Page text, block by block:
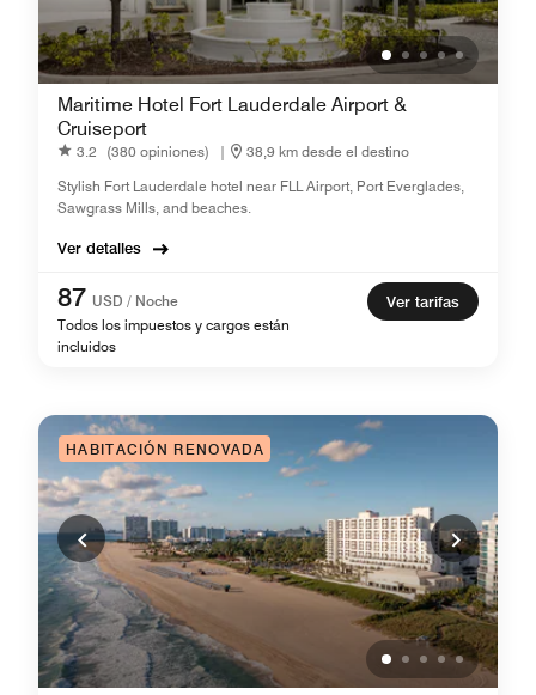
Maritime Hotel Fort Lauderdale Airport &
Cruiseport
3.2 (380 opiniones) |
38,9 km desde el destino
Stylish Fort Lauderdale hotel near FLL Airport, Port Everglades,
Sawgrass Mills, and beaches.
Ver detalles
87 USD / Noche
Todos los impuestos y cargos están
incluidos
Ver tarifas
HABITACIÓN RENOVADA